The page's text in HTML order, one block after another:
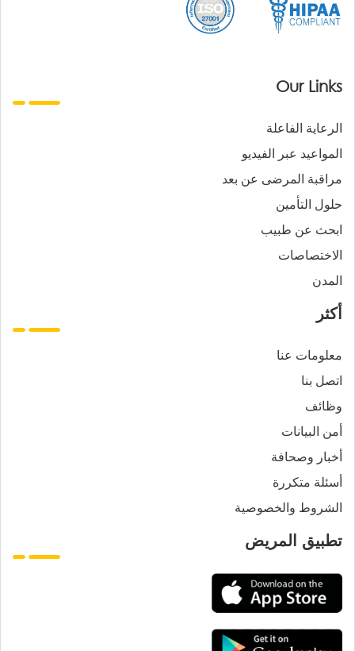
Our Links
الرعاية الفاعلة
المواعيد عبر الفيديو
مراقبة المرضى عن بعد
حلول التأمين
ابحث عن طبيب
الاختصاصات
المدن
أكثر
معلومات عنا
اتصل بنا
وظائف
أمن البيانات
أخبار وصحافة
أسئلة متكررة
الشروط والخصوصية
تطبيق المريض